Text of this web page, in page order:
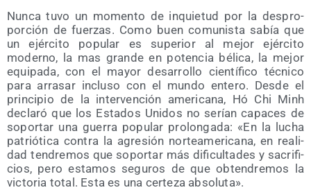
Nun­ca tuvo un momen­to de inquie­tud por la des­pro­
por­ción de fuer­zas. Como buen comu­nis­ta sabía que
un ejér­ci­to popu­lar es supe­rior al mejor ejér­ci­to
moderno, la mas gran­de en poten­cia béli­ca, la mejor
equi­pa­da, con el mayor desa­rro­llo cien­tí­fi­co téc­ni­co
para arra­sar inclu­so con el mun­do ente­ro. Des­de el
prin­ci­pio de la inter­ven­ción ame­ri­ca­na, Hó Chi Minh
decla­ró que los Esta­dos Uni­dos no serían capa­ces de
sopor­tar una gue­rra popu­lar pro­lon­ga­da: «En la lucha
patrió­ti­ca con­tra la agre­sión nor­te­ame­ri­ca­na, en reali­
dad ten­dre­mos que sopor­tar más difi­cul­ta­des y sacri­fi­
cios, pero esta­mos segu­ros de que obten­dre­mos la
vic­to­ria total. Esta es una cer­te­za absoluta».